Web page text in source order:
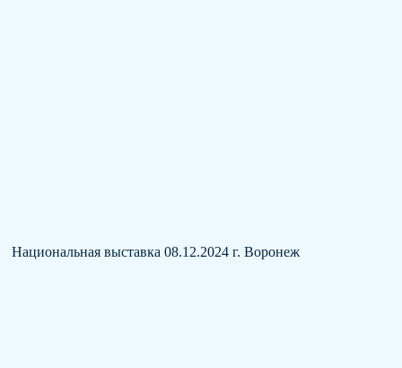
Национальная выставка 08.12.2024 г. Воронеж